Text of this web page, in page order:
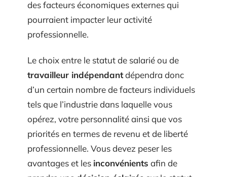
des facteurs économiques externes qui
pourraient impacter leur activité
professionnelle.
Le choix entre le statut de salarié ou de
travailleur indépendantdépendra donc
d’un certain nombre de facteurs individuels
tels que l’industrie dans laquelle vous
opérez, votre personnalité ainsi que vos
priorités en termes de revenu et de liberté
professionnelle. Vous devez peser les
avantages et les inconvénients afin de